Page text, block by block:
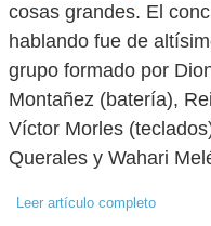
cosas grandes. El
hablando fue de
grupo formado por
Montañez (batería),
Víctor Morles
Querales y Wahari
Leer artículo completo